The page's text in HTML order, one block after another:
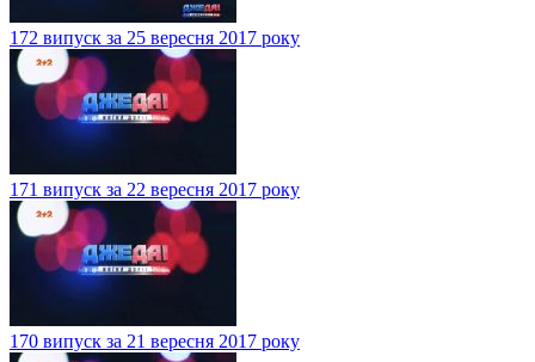
172 випуск за 25 вересня 2017 року
171 випуск за 22 вересня 2017 року
170 випуск за 21 вересня 2017 року